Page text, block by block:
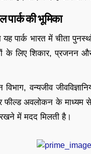
पार्क की भूमिका
यह पार्क भारत में चीता
के लिए शिकार,
वन्यजीव
फील्ड अवलोकन के माध्यम
में मदद मिलती है।